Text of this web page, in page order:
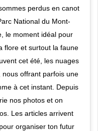
perdus en canot
National du Mont-
le moment idéal pour
flore et surtout la faune
cet été, les nuages
offrant parfois une
à cet instant. Depuis
nos photos et on
Les articles arrivent
organiser ton futur